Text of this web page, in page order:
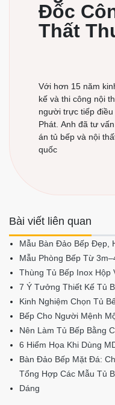
Đốc
Thất
Với hơn 15 năm
kế và thi công nội
người trực tiếp
Phát. Anh đã tư
án tủ bếp và nội
quốc
Bài viết liên quan
Mẫu Bàn Đảo Bếp Đẹp,
Mẫu Phòng Bếp Từ
Thùng Tủ Bếp Inox Hộp
7 Ý Tưởng Thiết Kế Tủ
Kinh Nghiệm Chọn Tủ
Bếp Cho Người Mệnh
Nên Làm Tủ Bếp Bằng
6 Hiểm Họa Khi Dùng
Bàn Đảo Bếp Mặt Đá:
Tổng Hợp Các Mẫu Tủ
Dáng